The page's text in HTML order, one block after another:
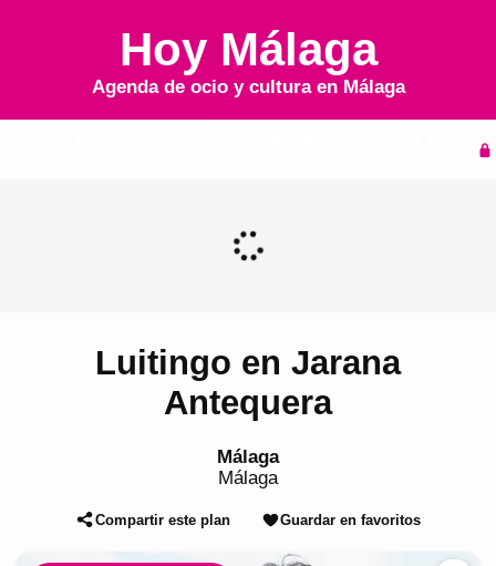
Hoy Málaga
Agenda de ocio y cultura en Málaga
Luitingo en Jarana
Antequera
Málaga
Málaga
Compartir este plan Guardar en favoritos